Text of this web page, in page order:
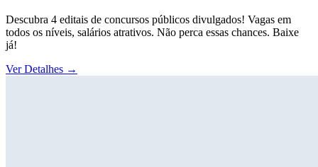
Descubra 4 editais de concursos públicos divulgados! Vagas em
todos os níveis, salários atrativos. Não perca essas chances. Baixe
já!
Ver Detalhes →